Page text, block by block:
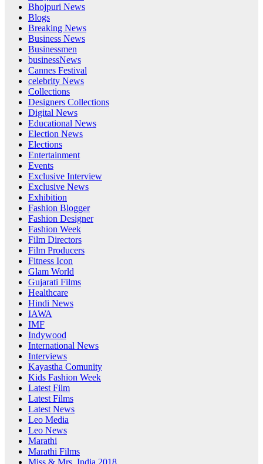
Bhojpuri News
Blogs
Breaking News
Business News
Businessmen
businessNews
Cannes Festival
celebrity News
Collections
Designers Collections
Digital News
Educational News
Election News
Elections
Entertainment
Events
Exclusive Interview
Exclusive News
Exhibition
Fashion Blogger
Fashion Designer
Fashion Week
Film Directors
Film Producers
Fitness Icon
Glam World
Gujarati Films
Healthcare
Hindi News
IAWA
IMF
Indywood
International News
Interviews
Kayastha Comunity
Kids Fashion Week
Latest Film
Latest Films
Latest News
Leo Media
Leo News
Marathi
Marathi Films